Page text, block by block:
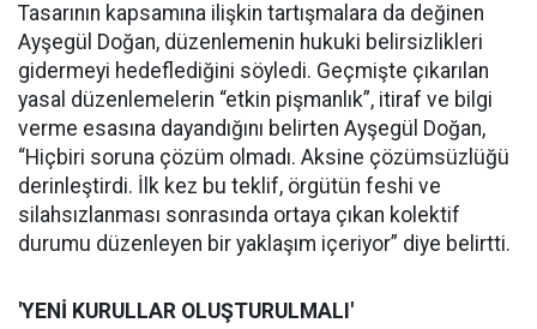
Tasarının kapsamına ilişkin tartışmalara da değinen
Ayşegül Doğan, düzenlemenin hukuki belirsizlikleri
gidermeyi hedeflediğini söyledi. Geçmişte çıkarılan
yasal düzenlemelerin “etkin pişmanlık”, itiraf ve bilgi
verme esasına dayandığını belirten Ayşegül Doğan,
“Hiçbiri soruna çözüm olmadı. Aksine çözümsüzlüğü
derinleştirdi. İlk kez bu teklif, örgütün feshi ve
silahsızlanması sonrasında ortaya çıkan kolektif
durumu düzenleyen bir yaklaşım içeriyor” diye belirtti.
'YENİ KURULLAR OLUŞTURULMALI'